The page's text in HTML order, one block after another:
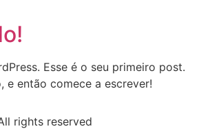
Esse é o seu primeiro post.
e então comece a escrever!
rights reserved